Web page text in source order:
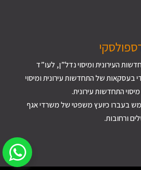
העירונית ומיסוי נדל”ן, לעו”ד
בעסקאות של התחדשות עירונית ומיסוי
התחדשות עירונית.
בעברו כיועץ משפטי של משרדי אגף
ורחובות.